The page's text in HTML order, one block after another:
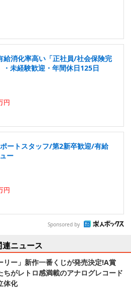
給消化率高い「正社員/社会保険完
未経験歓迎・年間休日125日
円
ートスタッフ/第2新卒歓迎/有給
ー
円
Sponsored by
連ニュース
リー」新作一番くじが発売決定!A賞
ちがレトロ感満載のアナログレコード
体化